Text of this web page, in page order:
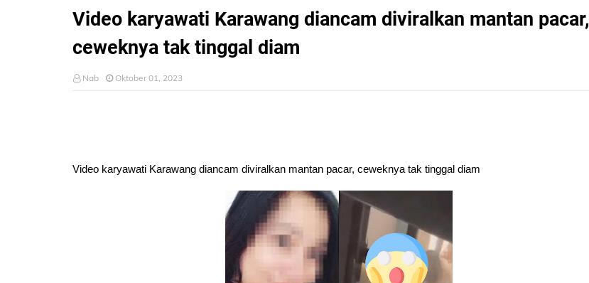
Video karyawati Karawang diancam diviralkan mantan pacar,
ceweknya tak tinggal diam
Nab Oktober 01, 2023
Video karyawati Karawang diancam diviralkan mantan pacar, ceweknya tak tinggal diam